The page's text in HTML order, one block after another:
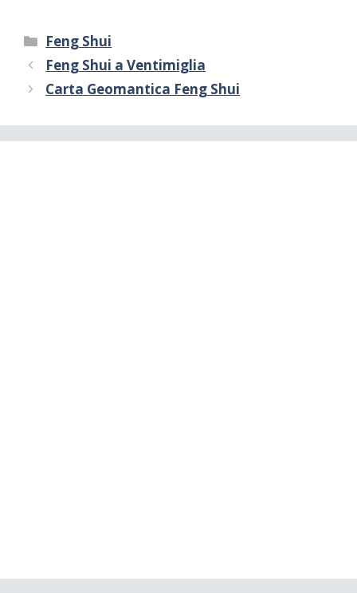
Categorie
Feng Shui
Feng Shui a Ventimiglia
Carta Geomantica Feng Shui